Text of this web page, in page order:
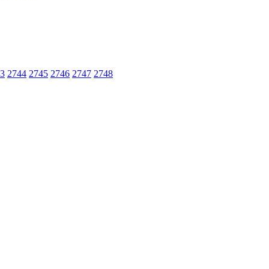
2744 2745 2746 2747 2748